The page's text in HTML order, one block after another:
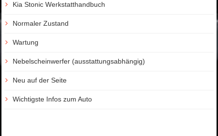
Kia Stonic Werkstatthandbuch
Normaler Zustand
Wartung
Nebelscheinwerfer (ausstattungsabhängig)
Neu auf der Seite
Wichtigste Infos zum Auto